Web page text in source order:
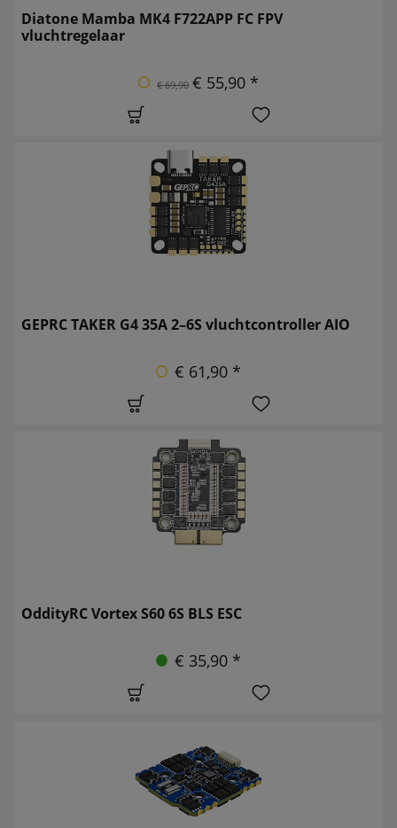
Diatone Mamba MK4 F722APP FC FPV
vluchtregelaar
€ 69,90 € 55,90 *
GEPRC TAKER G4 35A 2–6S vluchtcontroller AIO
€ 61,90 *
OddityRC Vortex S60 6S BLS ESC
€ 35,90 *